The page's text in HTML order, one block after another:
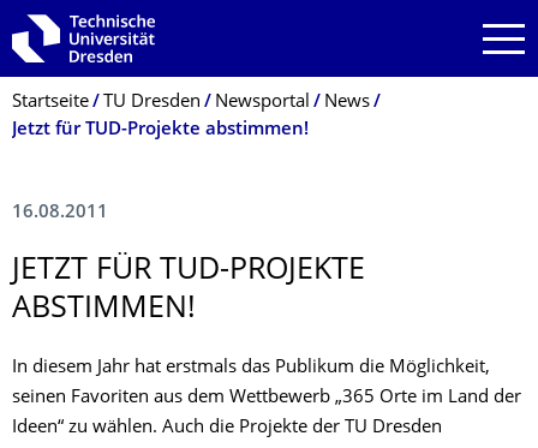
Zur Hauptnavigation springen
Zur Suche springen
Zum Inhalt springen
Breadcrumb-Menü
Startseite TU Dresden Newsportal
News
Jetzt für TUD-Projekte abstimmen!
16.08.2011
JETZT FÜR TUD-PROJEKTE
ABSTIMMEN!
In diesem Jahr hat erstmals das Publikum die Möglichkeit,
seinen Favoriten aus dem Wettbewerb „365 Orte im Land der
Ideen“ zu wählen. Auch die Projekte der TU Dresden